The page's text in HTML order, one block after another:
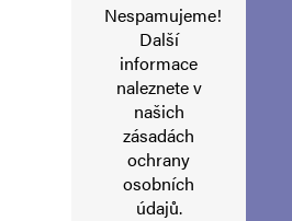
Nespamujeme!
Další
informace
naleznete v
našich
zásadách
ochrany
osobních
údajů.